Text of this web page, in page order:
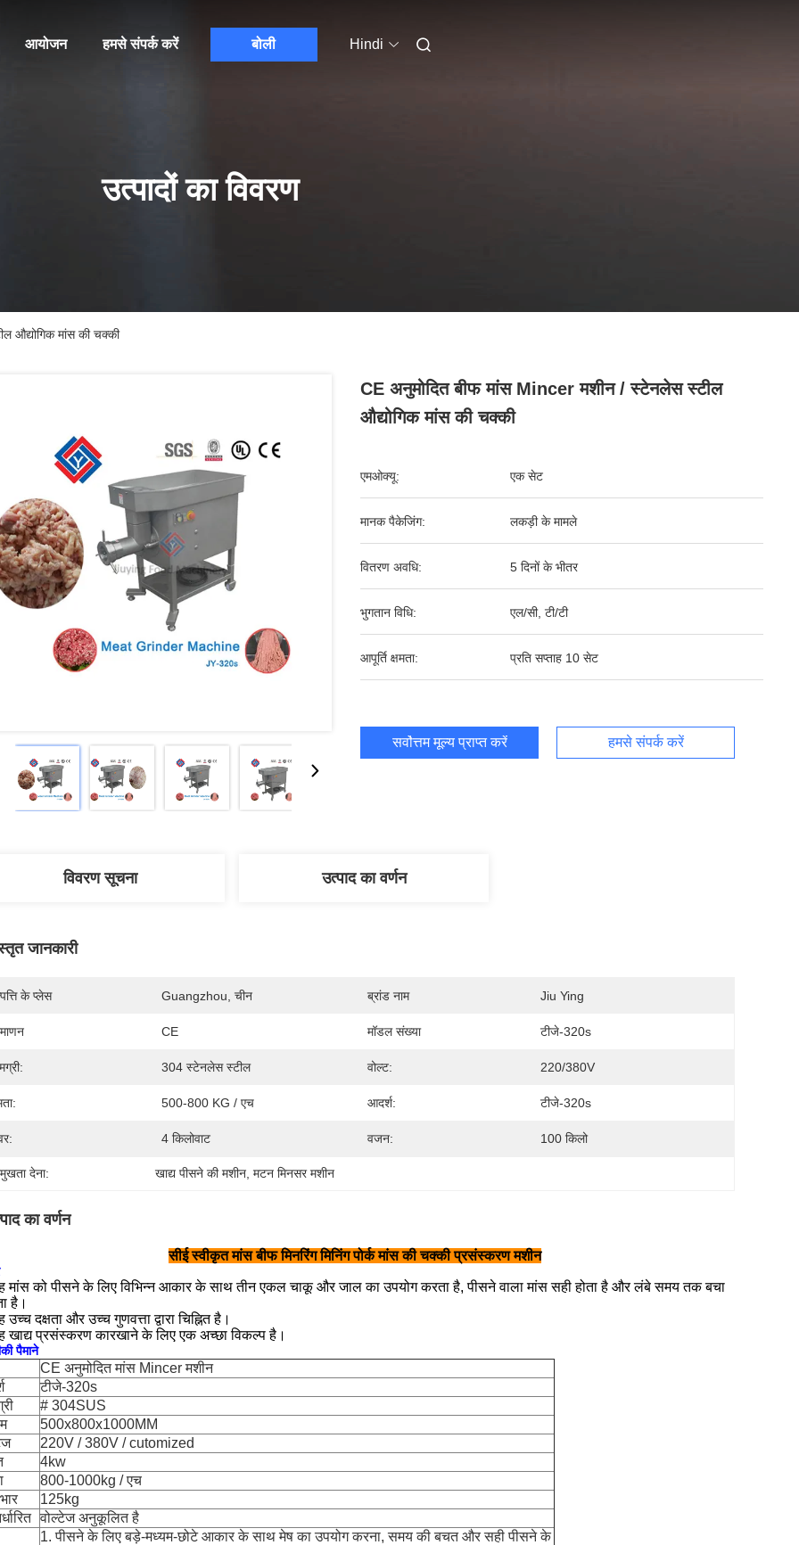
आयोजन हमसे संपर्क करें बोली Hindi
उत्पादों का विवरण
औद्योगिक मांस की चक्की
CE अनुमोदित बीफ मांस Mincer मशीन / स्टेनलेस स्टील
औद्योगिक मांस की चक्की
एमओक्यू: एक सेट
मानक पैकेजिंग: लकड़ी के मामले
वितरण अवधि: 5 दिनों के भीतर
भुगतान विधि: एल/सी, टी/टी
आपूर्ति क्षमता: प्रति सप्ताह 10 सेट
सर्वोत्तम मूल्य प्राप्त करें हमसे संपर्क करें
विवरण सूचना उत्पाद का वर्णन
जानकारी
के प्लेस Guangzhou, चीन ब्रांड नाम Jiu Ying
CE मॉडल संख्या टीजे-320s
304 स्टेनलेस स्टील वोल्ट: 220/380V
500-800 KG / एच आदर्श: टीजे-320s
4 किलोवाट वजन: 100 किलो
देना: खाद्य पीसने की मशीन , मटन मिनसर मशीन
का वर्णन
सीई स्वीकृत मांस बीफ मिनरिंग मिनिंग पोर्क मांस की चक्की प्रसंस्करण मशीन
मांस को पीसने के लिए विभिन्न आकार के साथ तीन एकल चाकू और जाल का उपयोग करता है, पीसने वाला मांस सही होता है और लंबे समय तक बचा
है।
उच्च दक्षता और उच्च गुणवत्ता द्वारा चिह्नित है।
खाद्य प्रसंस्करण कारखाने के लिए एक अच्छा विकल्प है।
पैमाने
CE अनुमोदित मांस Mincer मशीन
टीजे-320s
# 304SUS
500x800x1000MM
220V / 380V / cutomized
4kw
800-1000kg / एच
125kg
वोल्टेज अनुकूलित है
1. पीसने के लिए बड़े-मध्यम-छोटे आकार के साथ मेष का उपयोग करना, समय की बचत और सही पीसने के